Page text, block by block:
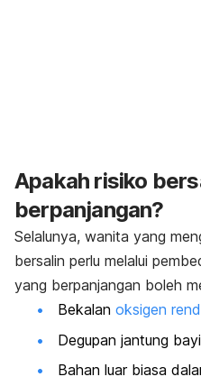
Apakah risiko
berpanjangan?
Selalunya, wanita yang
bersalin perlu melalui
yang berpanjangan boleh
Bekalan oksigen
Degupan jantung
Bahan luar biasa